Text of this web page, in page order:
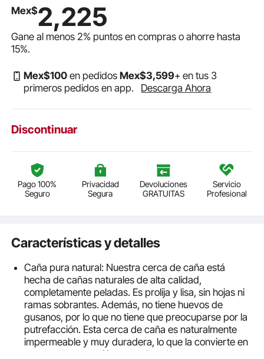
Mex$2,225
Gane al menos2% puntos en compras o ahorre hasta
15%.
Mex$100 en pedidosMex$3,599+ en tus 3
primeros pedidos en app.
Descarga Ahora
Discontinuar
Pago 100%
Seguro
Privacidad
Segura
Devoluciones
GRATUITAS
Servicio
Profesional
Características y detalles
Caña pura natural: Nuestra cerca de caña está
hecha de cañas naturales de alta calidad,
completamente peladas. Es prolija y lisa, sin hojas ni
ramas sobrantes. Además, no tiene huevos de
gusanos, por lo que no tiene que preocuparse por la
putrefacción. Esta cerca de caña es naturalmente
impermeable y muy duradera, lo que la convierte en
una excelente opción para años de uso.